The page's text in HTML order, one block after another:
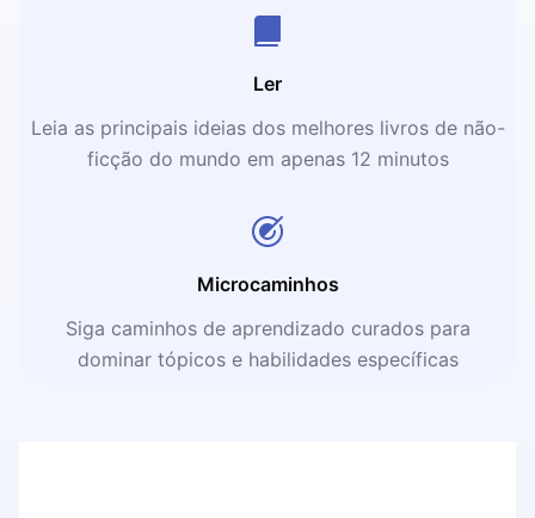
Ler
Leia as principais ideias dos melhores livros de não-
ficção do mundo em apenas 12 minutos
Microcaminhos
Siga caminhos de aprendizado curados para
dominar tópicos e habilidades específicas